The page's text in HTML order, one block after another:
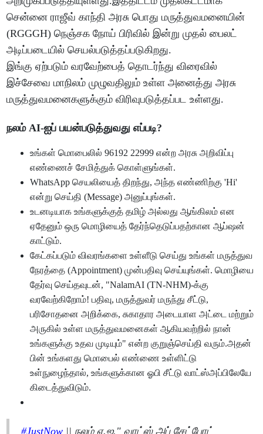
சென்னை ராஜீவ் காந்தி அரசு பொது மருத்துவமனையின்
(RGGGH) நெஞ்சக நோய் பிரிவில் இன்று முதல் பைலட்
அடிப்படையில் செயல்படுத்தப்படுகிறது.
இங்கு ஏற்படும் வரவேற்பைத் தொடர்ந்து விரைவில்
இச்சேவை மாநிலம் முழுவதிலும் உள்ள அனைத்து அரசு
மருத்துவமனைகளுக்கும் விரிவுபடுத்தப்பட உள்ளது.
நலம் AI-ஐப் பயன்படுத்துவது எப்படி?
உங்கள் மொபைலில் 96192 22999 என்ற அரசு அறிவிப்பு
எண்ணைச் சேமித்துக் கொள்ளுங்கள்.
WhatsApp செயலியைத் திறந்து, அந்த எண்ணிற்கு 'Hi'
என்று செய்தி (Message) அனுப்புங்கள்.
உடனடியாக உங்களுக்குத் தமிழ் அல்லது ஆங்கிலம் என
ஏதேனும் ஒரு மொழியைத் தேர்ந்தெடுப்பதற்கான ஆப்ஷன்
காட்டும்.
கேட்கப்படும் விவரங்களை உள்ளீடு செய்து உங்கள் மருத்துவ
நேரத்தை (Appointment) முன்பதிவு செய்யுங்கள். மொழியை
தேர்வு செய்தவுடன், "NalamAI (TN-NHM)-க்கு
வரவேற்கிறோம்! பதிவு, மருத்துவர் மருந்து சீட்டு,
பரிசோதனை அறிக்கை, சுகாதார அடையாள அட்டை மற்றும்
அருகில் உள்ள மருத்துவமனைகள் ஆகியவற்றில் நான்
உங்களுக்கு உதவ முடியும்" என்ற குறுஞ்செய்தி வரும்.அதன்
பின் உங்களது மொபைல் எண்ணை உள்ளிட்டு
உள்நுழைந்தால், உங்களுக்கான ஓபி சீட்டு வாட்ஸ்அப்பிலேயே
கிடைத்துவிடும்.
#JustNow || நலம் ஏ.ஐ." வாட்ஸ் அப் சேட்போட்